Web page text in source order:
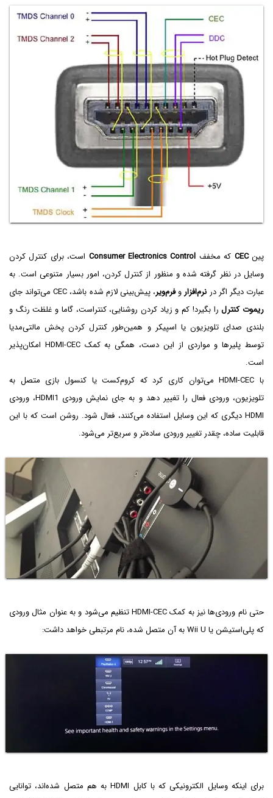
پینCEC که مخفف Consumer Electronics Control است، برای کنترل کردن
وسایل در نظر گرفته شده و منظور از کنترل کردن، امور بسیار متنوعی است. به
عبارت دیگر اگر در نرم‌افزار وفرم‌ویر، پیش‌بینی لازم شده باشد، CEC می‌تواند جای
ریموت کنترلرا بگیرد! کم و زیاد کردن روشنایی، کنتراست، گاما و غلظت رنگ و
بلندی صدای تلویزیون یا اسپیکر و همین‌طور کنترل کردن پخش مالتی‌مدیا
توسط پلیرها و مواردی از این دست، همگی به کمک HDMI-CEC امکان‌پذیر
است.
با HDMI-CEC می‌توان کاری کرد که کروم‌کست یا کنسول بازی متصل به
تلویزیون، ورودی فعال را تغییر دهد و به جای نمایش ورودی HDMI1، ورودی
HDMI دیگری که این وسایل استفاده می‌کنند، فعال شود. روشن است که با این
قابلیت ساده، چقدر تغییر ورودی ساده‌تر و سریع‌تر می‌شود.
حتی نام ورودی‌ها نیز به کمک HDMI-CEC‌ تنظیم می‌شود و به عنوان مثال ورودی
که پلی‌استیشن یا Wii U‌ به آن متصل شده، نام مرتبطی خواهد داشت:
برای اینکه وسایل الکترونیکی که با کابل HDMI به هم متصل شده‌اند، توانایی